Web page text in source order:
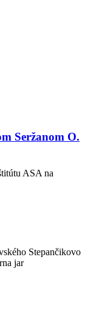
Seržanom O.
ASA na
Stepančikovo
jar